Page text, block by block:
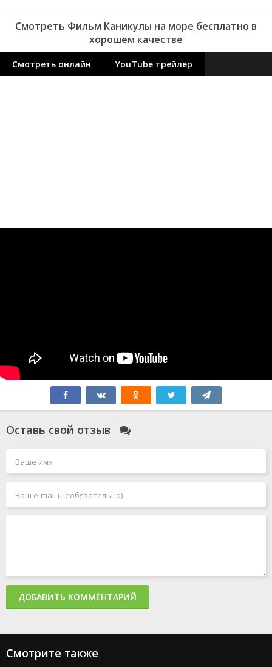
Смотреть Фильм Каникулы на море бесплатно в
хорошем качестве
Смотреть онлайн YouTube трейлер
Оставь свой отзыв
ДОБАВИТЬ КОММЕНТАРИЙ
Смотрите также